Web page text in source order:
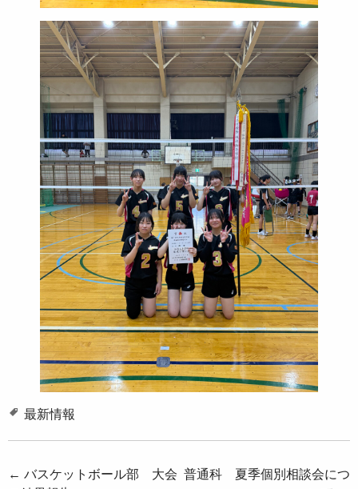
最新情報
投
← バスケットボール部 大会 普通科 夏季個別相談会につ